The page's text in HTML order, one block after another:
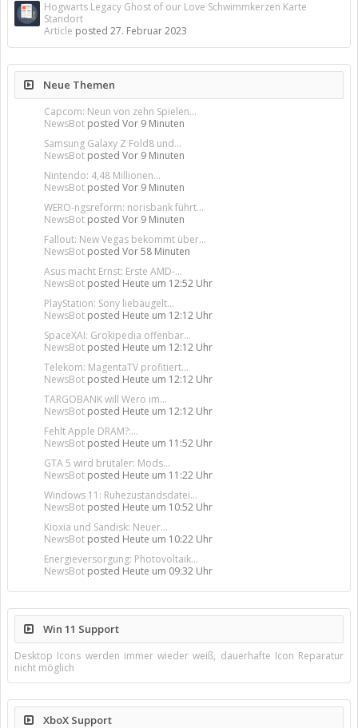
Hogwarts Legacy Ghost of our Love Schwimmkerzen Karte
Standort
Article posted 27. Februar 2023
Neue Themen
Capcom: Neun von zehn Spielen...
NewsBot posted Vor 9 Minuten
Samsung Galaxy Z Fold8 und...
NewsBot posted Vor 9 Minuten
Nintendo: 4,48 Millionen...
NewsBot posted Vor 9 Minuten
WERO-ngsreform: norisbank führt...
NewsBot posted Vor 9 Minuten
Fallout: New Vegas bekommt über...
NewsBot posted Vor 58 Minuten
Asus macht Ernst: Erste AMD-...
NewsBot posted Heute um 12:52 Uhr
PlayStation: Sony liebäugelt...
NewsBot posted Heute um 12:12 Uhr
SpaceXAI: Grokipedia offenbar...
NewsBot posted Heute um 12:12 Uhr
Telekom: MagentaTV profitiert...
NewsBot posted Heute um 12:12 Uhr
TARGOBANK will Wero im...
NewsBot posted Heute um 12:12 Uhr
Fehlt Apple DRAM?:...
NewsBot posted Heute um 11:52 Uhr
GTA 5 wird brutaler: Mods...
NewsBot posted Heute um 11:22 Uhr
Windows 11: Ruhezustandsdatei...
NewsBot posted Heute um 10:52 Uhr
Kioxia und Sandisk: Neuer...
NewsBot posted Heute um 10:22 Uhr
Energieversorgung: Photovoltaik...
NewsBot posted Heute um 09:32 Uhr
Win 11 Support
Desktop Icons werden immer wieder weiß, dauerhafte Icon Reparatur
nicht möglich
XboX Support